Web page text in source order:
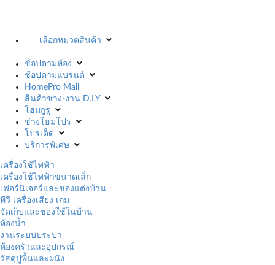
เลือกหมวดสินค้า
ช้อปตามห้อง
ช้อปตามแบรนด์
HomePro Mall
สินค้าช่าง-งาน D.I.Y
โฮมกูรู
ช่างโฮมโปร
โปรเด็ด
บริการพิเศษ
เครื่องใช้ไฟฟ้า
เครื่องใช้ไฟฟ้าขนาดเล็ก
เฟอร์นิเจอร์และของแต่งบ้าน
ทีวี เครื่องเสียง เกม
จัดเก็บและของใช้ในบ้าน
ห้องน้ำ
งานระบบประปา
ห้องครัวและอุปกรณ์
วัสดุปูพื้นและผนัง